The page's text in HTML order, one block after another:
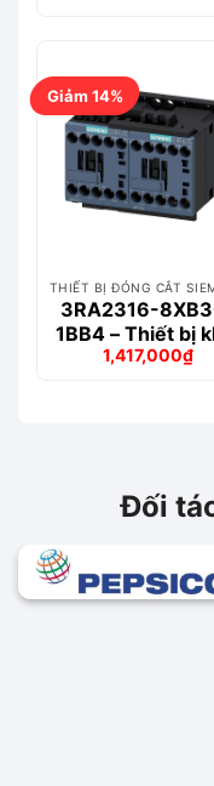
Giảm 14%
THIẾT BỊ ĐÓNG CẮT
3RA2316-
1BB4 – Thiết bị
động động cơ
Giá
1,417,000₫
Giá
Đối